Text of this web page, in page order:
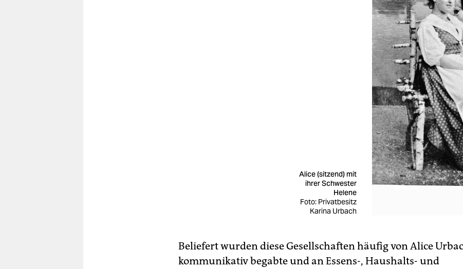
Alice (sitzend) mit
ihrer Schwester
Helene
Foto: Privatbesitz
Karina Urbach
Beliefert wurden diese Gesellschaften häufig von Alice
kommunikativ begabte und an Essens-, Haushalts- und